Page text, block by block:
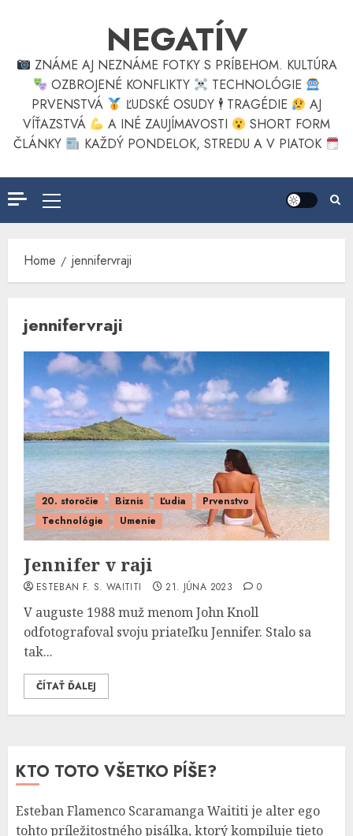
NEGATÍV
ZNÁME AJ NEZNÁME FOTKY S PRÍBEHOM. KULTÚRA
OZBROJENÉ KONFLIKTY
TECHNOLÓGIE
PRVENSTVÁ
ĽUDSKÉ OSUDY 🕴TRAGÉDIE
AJ
VÍŤAZSTVÁ
A INÉ ZAUJÍMAVOSTI
SHORT FORM
ČLÁNKY
KAŽDÝ PONDELOK, STREDU A V PIATOK
Primary
Menu
Home jennifervraji
jennifervraji
20. storočie Biznis Ľudia
Prvenstvo
Technológie
Umenie
Jennifer v raji
ESTEBAN F. S. WAITITI 21. JÚNA 2023 0
V auguste 1988 muž menom John Knoll
odfotografoval svoju priateľku Jennifer. Stalo sa
tak...
ČÍTAŤ ĎALEJ
KTO TOTO VŠETKO PÍŠE?
Esteban Flamenco Scaramanga Waititi je alter ego
tohto príležitostného pisálka, ktorý kompiluje tieto